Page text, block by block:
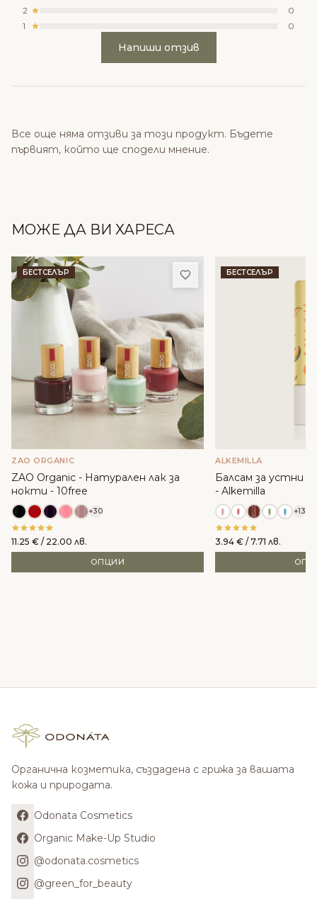
2
0
1
0
Напиши отзив
Все още няма отзиви за този продукт. Бъдете
първият, който ще сподели мнение.
МОЖЕ ДА ВИ ХАРЕСА
БЕСТСЕЛЪР Добави в любими
ZAO ORGANIC
ZAO Organic - Натурален лак за
нокти - 10free
+30
11.25 € / 22.00 лв.
ОПЦИИ
БЕСТСЕЛЪР
ALKEMILLA
Балсам за устни с
- Alkemilla
+13
3.94 € / 7.71 лв.
Органична козметика, създадена с грижа за вашата
кожа и природата.
Odonata Cosmetics
Organic Make-Up Studio
@odonata.cosmetics
@green_for_beauty